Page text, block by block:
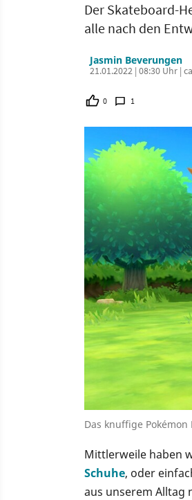
Der Skateboard-
alle nach den
Jasmin Beverungen
21.01.2022 | 08:30 Uhr |
0 1
Das knuffige
Mittlerweile haben
Schuhe, oder
aus unserem Alltag